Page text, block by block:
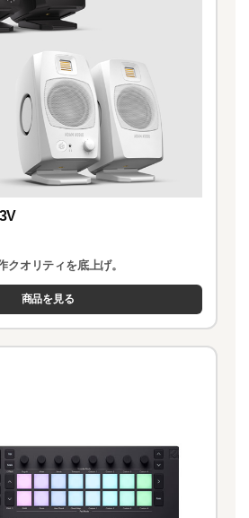
クオリティを底上げ。
商品を見る